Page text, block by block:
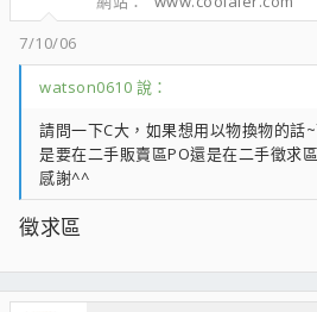
7/10/06
watson0610 說：
請問一下C大，如果想用以物換物的話
是要在二手販賣區PO還是在二手徵求
感謝^^
徵求區